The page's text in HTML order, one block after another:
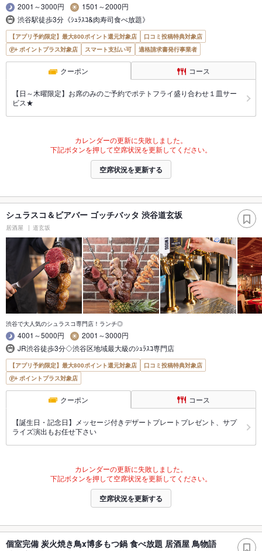
2001～3000円
1501～2000円
渋谷駅徒歩3分《ｼｭﾗｽｺ&肉寿司食べ放題》
【アプリ予約限定】最大800ポイント還元対象店
口コミ投稿特典対象店
ポイントプラス対象店
スマート支払い可 適格請求書発行事業者
クーポン コース
【日～木曜限定】お席のみのご予約でポテトフライ盛り合わせ１皿サー
ビス★
カレンダーの更新に失敗しました。
下記ボタンを押して空席状況を更新してください。
空席状況を更新する
シュラスコ＆ビアバー ゴッチバッタ 渋谷道玄坂
居酒屋 道玄坂
渋谷で大人気のシュラスコ専門店！ランチ◎
4001～5000円
2001～3000円
JR渋谷徒歩3分◇渋谷区地域最大級のｼｭﾗｽｺ専門店
【アプリ予約限定】最大800ポイント還元対象店
口コミ投稿特典対象店
ポイントプラス対象店
クーポン コース
【誕生日・記念日】メッセージ付きデザートプレートプレゼント、サプ
ライズ演出もお任せ下さい
カレンダーの更新に失敗しました。
下記ボタンを押して空席状況を更新してください。
空席状況を更新する
個室完備 炭火焼き鳥x博多もつ鍋 食べ放題 居酒屋 鳥物語